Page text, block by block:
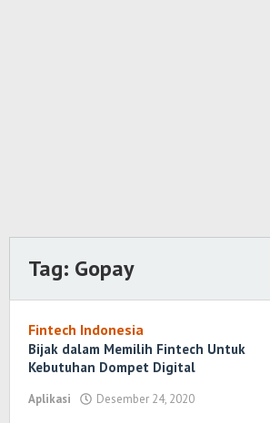
Tag: Gopay
Fintech Indonesia
Bijak dalam Memilih Fintech Untuk
Kebutuhan Dompet Digital
Aplikasi Desember 24, 2020